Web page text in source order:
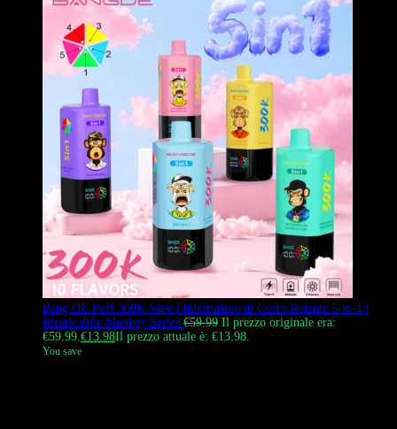
Bang DE Puff 300K Vape | Interruttore di Gusto Rotante 5-in-1 |
Ricaricabile Monkey Series €59.99 Il prezzo originale era:
€59.99.€13.98Il prezzo attuale è: €13.98.
You save